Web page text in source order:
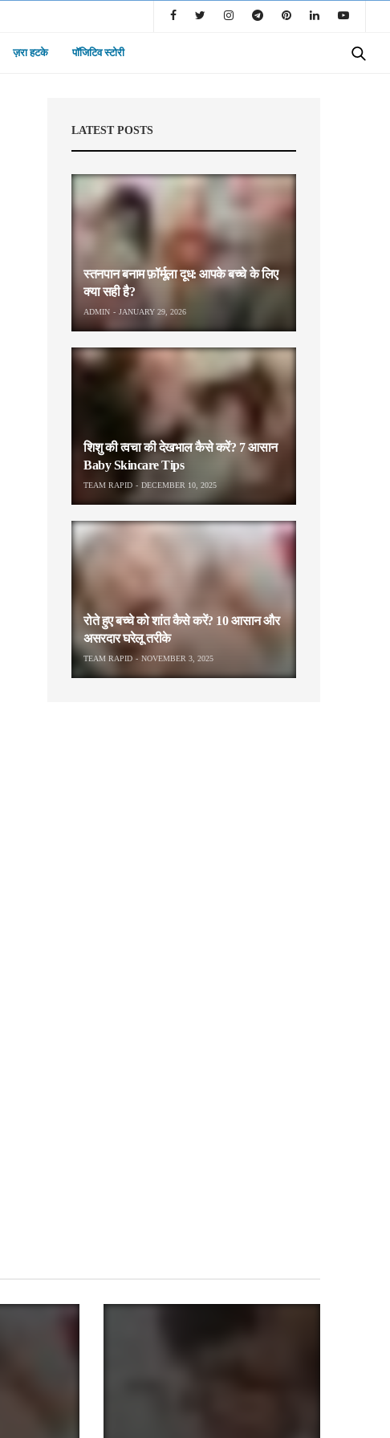
ज़रा हटके पॉजिटिव स्टोरी
LATEST POSTS
स्तनपान बनाम फ़ॉर्मूला दूध: आपके बच्चे के लिए
क्या सही है?
ADMIN JANUARY 29, 2026
शिशु की त्वचा की देखभाल कैसे करें? 7 आसान
Baby Skincare Tips
TEAM RAPID DECEMBER 10, 2025
रोते हुए बच्चे को शांत कैसे करें? 10 आसान और
असरदार घरेलू तरीके
TEAM RAPID NOVEMBER 3, 2025